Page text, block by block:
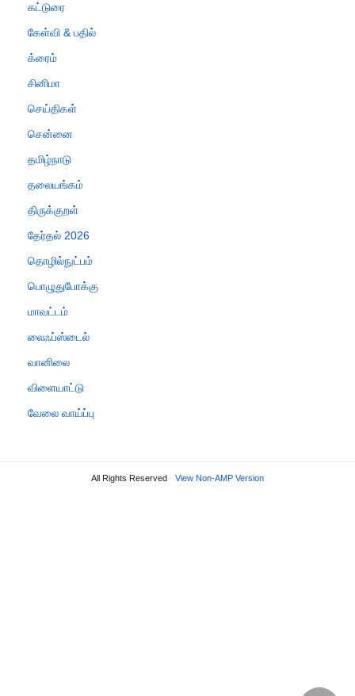
கட்டுரை
கேள்வி & பதில்
க்ரைம்
சினிமா
செய்திகள்
சென்னை
தமிழ்நாடு
தலையங்கம்
திருக்குறள்
தேர்தல் 2026
தொழில்நுட்பம்
பொழுதுபோக்கு
மாவட்டம்
லைஃப்ஸ்டைல்
வானிலை
விளையாட்டு
வேலை வாய்ப்பு
All Rights Reserved View Non-AMP Version